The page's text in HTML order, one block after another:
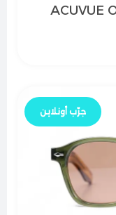
ACUVUE
جرّب أونلاين